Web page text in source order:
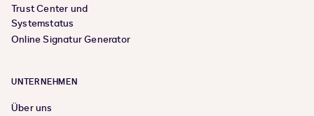
Trust Center und
Systemstatus
Online Signatur Generator
UNTERNEHMEN
Über uns